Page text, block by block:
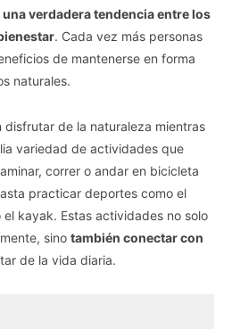
verdadera tendencia entre los
. Cada vez más personas
de mantenerse en forma
naturales.
disfrutar de la naturaleza mientras
variedad de actividades que
correr o andar en bicicleta
practicar deportes como el
kayak. Estas actividades no solo
sino también conectar con
de la vida diaria.